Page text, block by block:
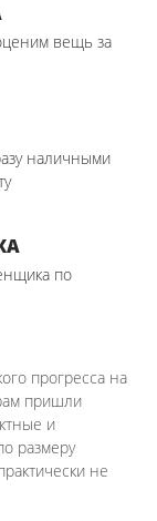
вещь за
наличными
по
прогресса на
пришли
и
размеру
не